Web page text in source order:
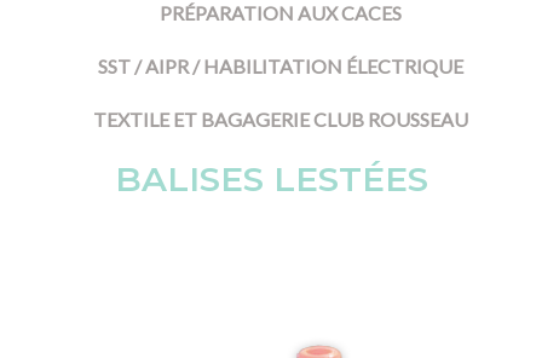
PRÉPARATION AUX CACES
SST / AIPR / HABILITATION ÉLECTRIQUE
TEXTILE ET BAGAGERIE CLUB ROUSSEAU
BALISES LESTÉES